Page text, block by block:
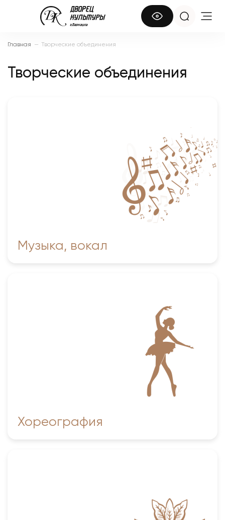
Главная — Творческие объединения
Творческие объединения
Музыка, вокал
художественного творчества Алтайского края,
лауреат Демидовской премии, народный хор
русской песни имени М. Шахворостова
Студия народной песни «ОТРАДА»
Вокальная эстрадная студия «ДоМинанта»
Хореография
художественного творчества Алтайского края
Заслуженный коллектив Алтайского края ансамбль
Образцовая студия заслуженного коллектива
Детская хореографическая студия «Сибиряночка»
Школа–студия Заслуженного самодеятельно
коллектива Алтайского края ансамбля